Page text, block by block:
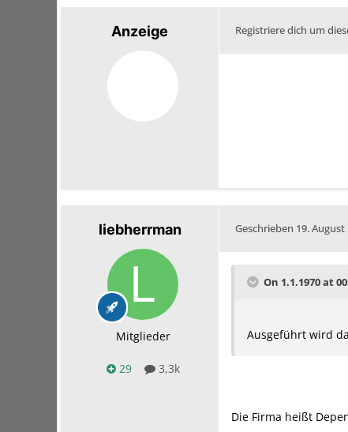
Anzeige Registriere dich um
liebherrman
Mitglieder
29 3,3k
Geschrieben 19. August
On 1.1.1970 at
Ausgeführt wird
Die Firma heißt